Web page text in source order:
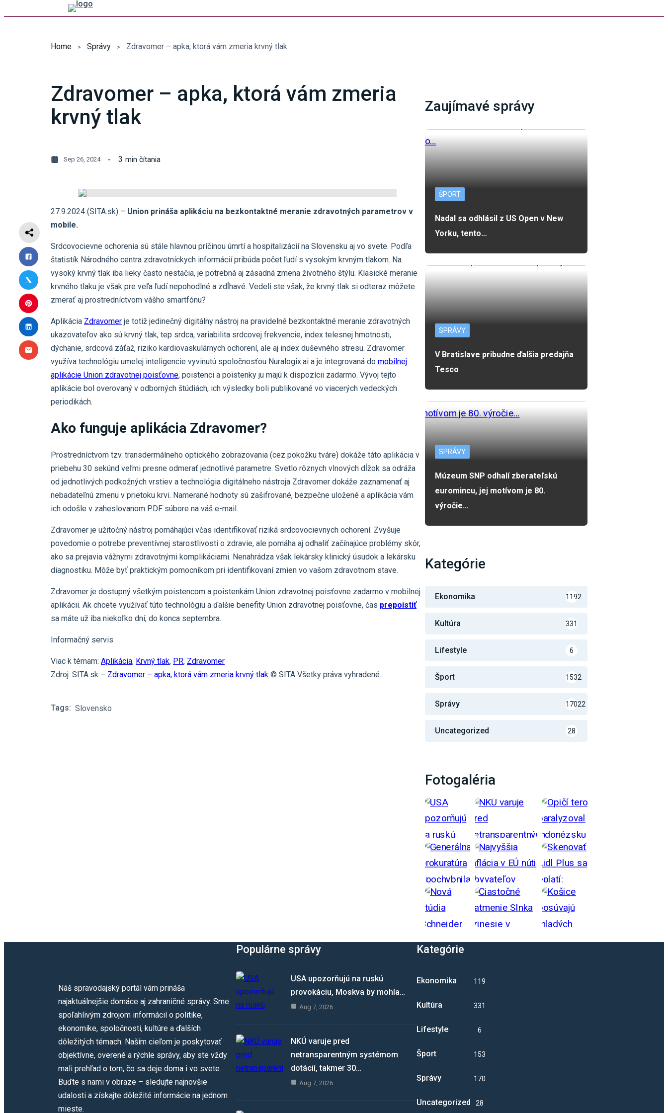
Home Správy Zdravomer – apka, ktorá vám zmeria krvný tlak
Zdravomer – apka, ktorá vám zmeria
krvný tlak
Sep 26, 2024 3 min čítania
27.9.2024 (SITA.sk) – Union prináša aplikáciu na bezkontaktné meranie zdravotných parametrov v
mobile.
Srdcovocievne ochorenia sú stále hlavnou príčinou úmrtí a hospitalizácií na Slovensku aj vo svete. Podľa
štatistík Národného centra zdravotníckych informácií pribúda počet ľudí s vysokým krvným tlakom. Na
vysoký krvný tlak iba lieky často nestačia, je potrebná aj zásadná zmena životného štýlu. Klasické meranie
krvného tlaku je však pre veľa ľudí nepohodlné a zdĺhavé. Vedeli ste však, že krvný tlak si odteraz môžete
zmerať aj prostredníctvom vášho smartfónu?
Aplikácia Zdravomer je totiž jedinečný digitálny nástroj na pravidelné bezkontaktné meranie zdravotných
ukazovateľov ako sú krvný tlak, tep srdca, variabilita srdcovej frekvencie, index telesnej hmotnosti,
dýchanie, srdcová záťaž, riziko kardiovaskulárnych ochorení, ale aj index duševného stresu. Zdravomer
využíva technológiu umelej inteligencie vyvinutú spoločnosťou Nuralogix.ai a je integrovaná do mobilnej
aplikácie Union zdravotnej poisťovne, poistenci a poistenky ju majú k dispozícii zadarmo. Vývoj tejto
aplikácie bol overovaný v odborných štúdiách, ich výsledky boli publikované vo viacerých vedeckých
periodikách.
Ako funguje aplikácia Zdravomer?
Prostredníctvom tzv. transdermálneho optického zobrazovania (cez pokožku tváre) dokáže táto aplikácia v
priebehu 30 sekúnd veľmi presne odmerať jednotlivé parametre. Svetlo rôznych vlnových dĺžok sa odráža
od jednotlivých podkožných vrstiev a technológia digitálneho nástroja Zdravomer dokáže zaznamenať aj
nebadateľnú zmenu v prietoku krvi. Namerané hodnoty sú zašifrované, bezpečne uložené a aplikácia vám
ich odošle v zaheslovanom PDF súbore na váš e-mail.
Zdravomer je užitočný nástroj pomáhajúci včas identifikovať riziká srdcovocievnych ochorení. Zvyšuje
povedomie o potrebe preventívnej starostlivosti o zdravie, ale pomáha aj odhaliť začínajúce problémy skôr,
ako sa prejavia vážnymi zdravotnými komplikáciami. Nenahrádza však lekársky klinický úsudok a lekársku
diagnostiku. Môže byť praktickým pomocníkom pri identifikovaní zmien vo vašom zdravotnom stave.
Zdravomer je dostupný všetkým poistencom a poistenkám Union zdravotnej poisťovne zadarmo v mobilnej
aplikácii. Ak chcete využívať túto technológiu a ďalšie benefity Union zdravotnej poisťovne, čas prepoistiť
sa máte už iba niekoľko dní, do konca septembra.
Informačný servis
Viac k témam: Aplikácia, Krvný tlak, PR, Zdravomer
Zdroj: SITA.sk – Zdravomer – apka, ktorá vám zmeria krvný tlak © SITA Všetky práva vyhradené.
Tags: Slovensko
Zaujímavé správy
ŠPORT
Nadal sa odhlásil z US Open v New
Yorku, tento…
SPRÁVY
V Bratislave pribudne ďalšia predajňa
Tesco
SPRÁVY
Múzeum SNP odhalí zberateľskú
euromincu, jej motívom je 80.
výročie…
Kategórie
Ekonomika 1192
Kultúra 331
Lifestyle 6
Šport 1532
Správy 17022
Uncategorized 28
Fotogaléria
Náš spravodajský portál vám prináša
najaktuálnejšie domáce aj zahraničné správy. Sme
spoľahlivým zdrojom informácií o politike,
ekonomike, spoločnosti, kultúre a ďalších
dôležitých témach. Naším cieľom je poskytovať
objektívne, overené a rýchle správy, aby ste vždy
mali prehľad o tom, čo sa deje doma i vo svete.
Buďte s nami v obraze – sledujte najnovšie
udalosti a získajte dôležité informácie na jednom
mieste.
Populárne správy
USA upozorňujú na ruskú
provokáciu, Moskva by mohla…
Aug 7, 2026
NKÚ varuje pred
netransparentným systémom
dotácií, takmer 30…
Aug 7, 2026
Kategórie
Ekonomika 1192
Kultúra 331
Lifestyle 6
Šport 1532
Správy 17022
Uncategorized 28